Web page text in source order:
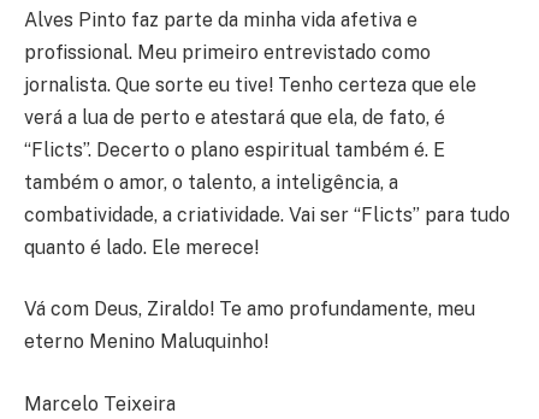
Alves Pinto faz parte da minha vida afetiva e
profissional. Meu primeiro entrevistado como
jornalista. Que sorte eu tive! Tenho certeza que ele
verá a lua de perto e atestará que ela, de fato, é
“Flicts”. Decerto o plano espiritual também é. E
também o amor, o talento, a inteligência, a
combatividade, a criatividade. Vai ser “Flicts” para tudo
quanto é lado. Ele merece!
Vá com Deus, Ziraldo! Te amo profundamente, meu
eterno Menino Maluquinho!
Marcelo Teixeira